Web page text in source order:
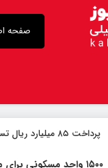
صفحه
پرداخت ۸۵ میلیارد ریال تسهیلات به عشایر چناران
۱۵۰۰ واحد مسکونی برای محرومین در حاشیه مشهد در حال ساخت است